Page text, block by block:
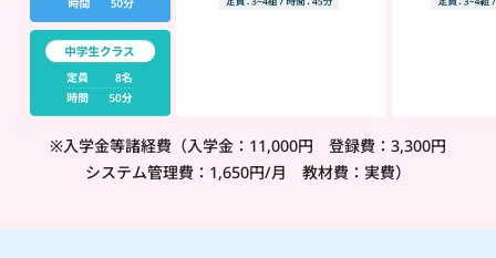
※入学金等諸経費（入学金：11,000円 登録費：3,300円
システム管理費：1,650円/月 教材費：実費）